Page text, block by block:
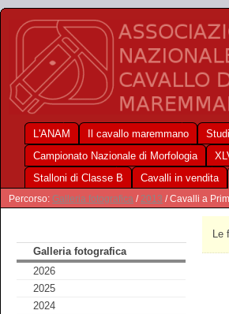
L'ANAM Il cavallo maremmano
Campionato Nazionale di Morfologia
Stalloni di Classe B
Cavalli in vendita
Percorso: Galleria fotografica /2013 / Cavalli a
Galleria fotografica
2026
2025
2024
Le